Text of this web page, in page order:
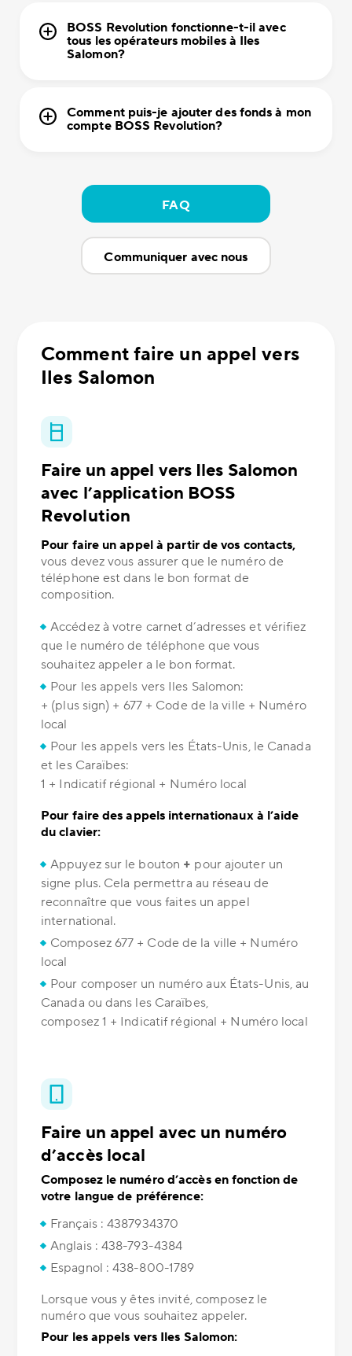
BOSS Revolution fonctionne-t-il avec
tous les opérateurs mobiles à Iles
Salomon?
Comment puis-je ajouter des fonds à mon
compte BOSS Revolution?
FAQ
Communiquer avec nous
Comment faire un appel vers
Iles Salomon
Faire un appel vers Iles Salomon
avec l’application BOSS
Revolution
Pour faire un appel à partir de vos contacts,
vous devez vous assurer que le numéro de
téléphone est dans le bon format de
composition.
Accédez à votre carnet d’adresses et vérifiez
que le numéro de téléphone que vous
souhaitez appeler a le bon format.
Pour les appels vers Iles Salomon:
+ (plus sign) + 677 + Code de la ville + Numéro
local
Pour les appels vers les États-Unis, le Canada
et les Caraïbes:
1 + Indicatif régional + Numéro local
Pour faire des appels internationaux à l’aide
du clavier:
Appuyez sur le bouton + pour ajouter un
signe plus. Cela permettra au réseau de
reconnaître que vous faites un appel
international.
Composez 677 + Code de la ville + Numéro
local
Pour composer un numéro aux États-Unis, au
Canada ou dans les Caraïbes,
composez 1 + Indicatif régional + Numéro local
Faire un appel avec un numéro
d’accès local
Composez le numéro d’accès en fonction de
votre langue de préférence:
Français : 4387934370
Anglais : 438-793-4384
Espagnol : 438-800-1789
Lorsque vous y êtes invité, composez le
numéro que vous souhaitez appeler.
Pour les appels vers Iles Salomon: